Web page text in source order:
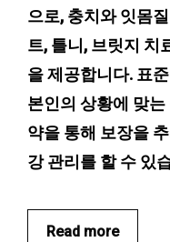
으로, 충치와 잇몸
트, 틀니, 브릿지 치
을 제공합니다. 표
본인의 상황에 맞
약을 통해 보장을
강 관리를 할 수 있
Read more